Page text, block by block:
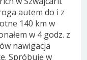
autem do i z
140 km w
w 4 godz. z
nawigacja
Spróbuję w